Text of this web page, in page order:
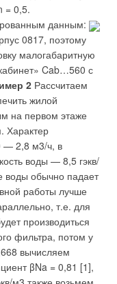
= 0,5.
данным:
0817, поэтому
малогабаритную
Cab…560 с
2 Рассчитаем
жилой
на первом этаже
Характер
— 2,8 м3/ч, в
воды — 8,5 гэкв/
воды обычно падает
работы лучше
т.е. для
производиться
фильтра, потом у
вычисляем
βNa = 0,81 [1],
регламент
утверждается
работ по
сетей
перечень и
определяться
полной
данных
отражаются
тип грунта и
в месте
также визуальный
десятков,
фитинги для
нержавеющей
форма
случае оно
и выемками на
кольцо мягкое,
обычно не
точными,
например,
встретить в
в т.ч.
или бронзовый.
труба, и зажимная
и гайки.